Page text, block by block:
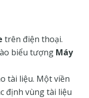
trên điện thoại.
biểu tượng Máy
tài liệu. Một viền
định vùng tài liệu